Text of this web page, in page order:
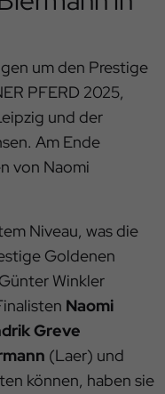
um den Prestige
PFERD 2025,
und der
Am Ende
von Naomi
Niveau, was die
Goldenen
Winkler
Naomi
Greve
(Laer) und
können, haben sie